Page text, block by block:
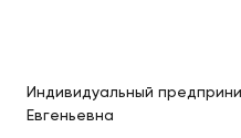
Индивидуальный
Евгеньевна